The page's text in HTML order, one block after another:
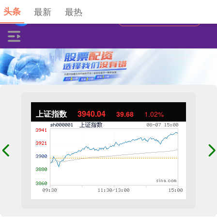
上证指数 3940.04 39.68 1.02%
头条 最新 最热